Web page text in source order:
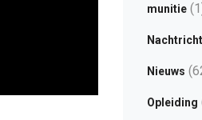
munitie
Nieuws
Opleiding